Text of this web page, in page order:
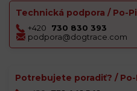
Technická podpora / Po-
+420
730 830 393
podpora@dogtrace.com
Potrebujete poradiť? / Po-